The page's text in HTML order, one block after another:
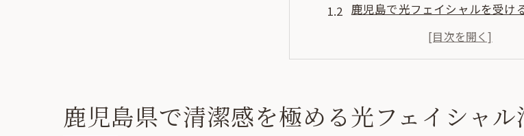
鹿児島で光フェイシャルを受け
毛穴洗浄と光フェイシャルの相
メンズにおすすめの光フェイシ
メンズのための鹿児島光フェイシャ
メンズ対応サロンで安心の光フ
鹿児島県で清潔感を極める光フェイシャル